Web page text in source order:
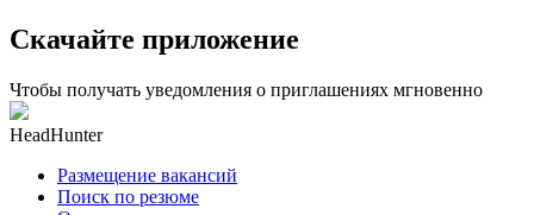
Скачайте приложение
Чтобы получать уведомления о приглашениях мгновенно
HeadHunter
Размещение вакансий
Поиск по резюме